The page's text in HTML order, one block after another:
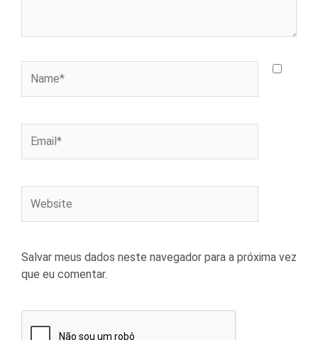
Salvar meus dados neste navegador para a próxima vez
que eu comentar.